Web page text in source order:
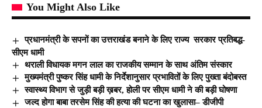
You Might Also Like
प्रधानमंत्री के सपनों का उत्तराखंड बनाने के लिए राज्य सरकार प्रतिबद्ध-
सीएम धामी
थराली विधायक मगन लाल का राजकीय सम्मान के साथ अंतिम संस्कार
मुख्यमंत्री पुष्कर सिंह धामी के निर्देशानुसार प्रभावितों के लिए पुख्ता बंदोबस्त
स्वास्थ्य विभाग से जुड़ी बड़ी ख़बर, होली पर सीएम धामी ने की बड़ी घोषणा
जल्द होगा बाबा तरसेम सिंह की हत्या की घटना का खुलासा– डीजीपी